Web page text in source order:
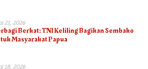
21, 2026
Berkat: TNI Keliling Bagikan Sembako
Masyarakat Papua
18, 2026